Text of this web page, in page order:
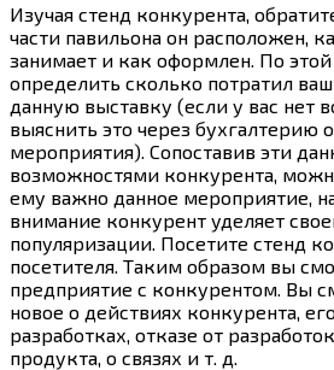
Изучая стенд конкурента,
части павильона он расположен,
занимает и как оформлен. По
определить сколько потратил
данную выставку (если у вас нет
выяснить это через бухгалтерию
мероприятия). Сопоставив эти
возможностями конкурента,
ему важно данное мероприятие,
внимание конкурент уделяет
популяризации. Посетите стенд
посетителя. Таким образом вы
предприятие с конкурентом. Вы
новое о действиях конкурента,
разработках, отказе от
продукта, о связях и т. д.